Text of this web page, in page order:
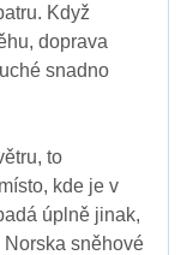
Když
doprava
snadno
to
kde je v
úplně jinak,
Norska sněhové